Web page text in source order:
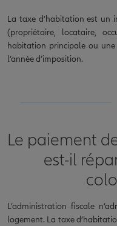
La taxe d’habitation est un
(propriétaire, locataire,
habitation principale ou
l’année d’imposition.
Le paiement
est-il
L’administration fiscale
logement. La taxe